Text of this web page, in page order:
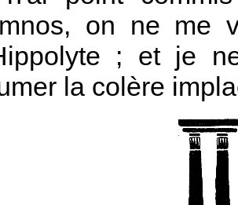
on ne me
; et je
la colère